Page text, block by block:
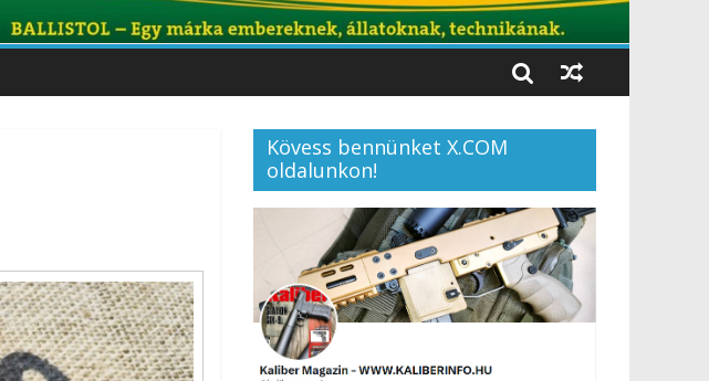
Kövess bennünket X.COM
oldalunkon!